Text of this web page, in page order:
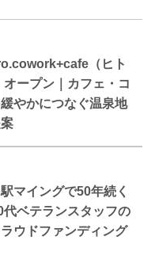
（ヒト
ープン｜カフェ・コ
やかにつなぐ温泉地
マイングで50年続く
ベテランスタッフの
ウドファンディング